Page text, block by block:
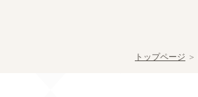
トップページ ＞